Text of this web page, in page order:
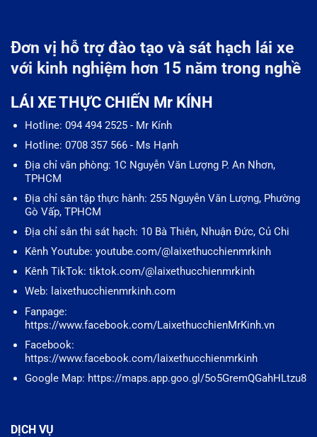
Đơn vị hỗ trợ đào tạo và sát hạch lái xe
với kinh nghiệm hơn 15 năm trong nghề
LÁI XE THỰC CHIẾN Mr KÍNH
Hotline: 094 494 2525 - Mr Kính
Hotline: 0708 357 566 - Ms Hạnh
Địa chỉ văn phòng: 1C Nguyễn Văn Lượng P. An Nhơn,
TPHCM
Địa chỉ sân tập thực hành: 255 Nguyễn Văn Lượng, Phường
Gò Vấp, TPHCM
Địa chỉ sân thi sát hạch: 10 Bà Thiên, Nhuận Đức, Củ Chi
Kênh Youtube: youtube.com/@laixethucchienmrkinh
Kênh TikTok: tiktok.com/@laixethucchienmrkinh
Web: laixethucchienmrkinh.com
Fanpage:
https://www.facebook.com/LaixethucchienMrKinh.vn
Facebook:
https://www.facebook.com/laixethucchienmrkinh
Google Map: https://maps.app.goo.gl/5o5GremQGahHLtzu8
DỊCH VỤ